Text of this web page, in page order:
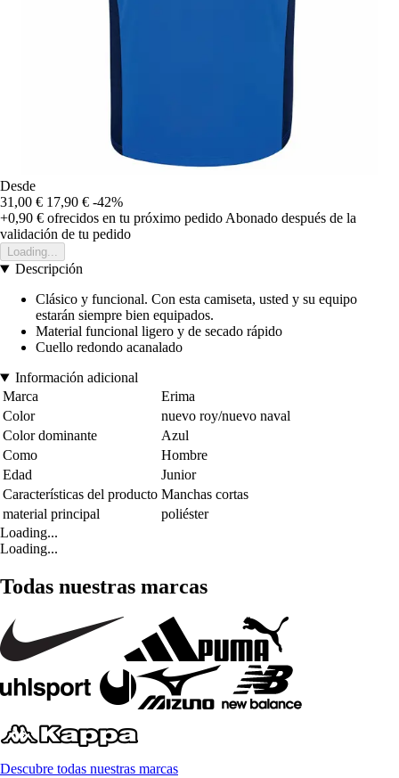
Desde
31,00 € 17,90 € -42%
+0,90 € ofrecidos en tu próximo pedido Abonado después de la
validación de tu pedido
Loading...
Descripción
Clásico y funcional. Con esta camiseta, usted y su equipo
estarán siempre bien equipados.
Material funcional ligero y de secado rápido
Cuello redondo acanalado
Información adicional
Marca
Erima
Color
nuevo roy/nuevo naval
Color dominante
Azul
Como
Hombre
Edad
Junior
Características del producto Manchas cortas
material principal
poliéster
Loading...
Loading...
Todas nuestras marcas
Descubre todas nuestras marcas